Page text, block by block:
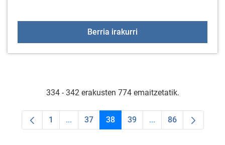
Berria irakurri
334 - 342 erakusten 774 emaitzetatik.
Orrialdea
1 ...Intermediate Pages Use TAB to navigate.
Orrialdea
37 Orrialdea
38 Orrialdea
39 ...Intermediate Pages
Orrialdea
86